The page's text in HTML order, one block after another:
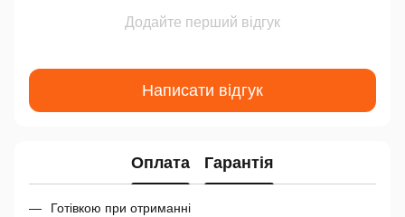
Додайте перший відгук
Написати відгук
Оплата Гарантія
Готівкою при отриманні